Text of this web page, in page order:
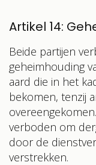
Artikel 14:
Beide partijen
geheimhouding
aard die in het
bekomen, tenzij
verboden om
door de
verstrekken.